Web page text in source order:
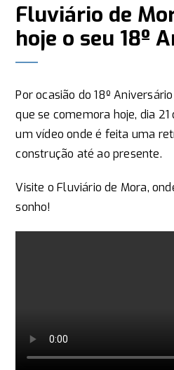
Fluviário de
hoje o seu 18º
Por ocasião do 18º
que se comemora hoje, dia
um vídeo onde é feita uma
construção até ao presente.
Visite o Fluviário de Mora,
sonho!